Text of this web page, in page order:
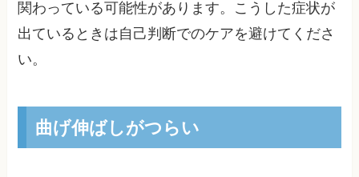
関わっている可能性があります。こうした症状が
出ているときは自己判断でのケアを避けてくださ
い。
曲げ伸ばしがつらい